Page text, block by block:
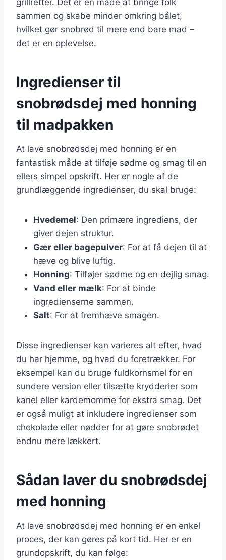
sammen og skabe minder omkring bålet,
hvilket gør snobrød til mere end bare mad –
det er en oplevelse.
Ingredienser til
snobrødsdej med honning
til madpakken
At lave snobrødsdej med honning er en
fantastisk måde at tilføje sødme og smag til en
ellers simpel opskrift. Her er nogle af de
grundlæggende ingredienser, du skal bruge:
Hvedemel: Den primære ingrediens, der
giver dejen struktur.
Gær eller bagepulver: For at få dejen til at
hæve og blive luftig.
Honning: Tilføjer sødme og en dejlig smag.
Vand eller mælk: For at binde
ingredienserne sammen.
Salt: For at fremhæve smagen.
Disse ingredienser kan varieres alt efter, hvad
du har hjemme, og hvad du foretrækker. For
eksempel kan du bruge fuldkornsmel for en
sundere version eller tilsætte krydderier som
kanel eller kardemomme for ekstra smag. Det
er også muligt at inkludere ingredienser som
chokolade eller nødder for at gøre snobrødet
endnu mere lækkert.
Sådan laver du snobrødsdej
med honning
At lave snobrødsdej med honning er en enkel
proces, der kan gøres på kort tid. Her er en
grundopskrift, du kan følge: